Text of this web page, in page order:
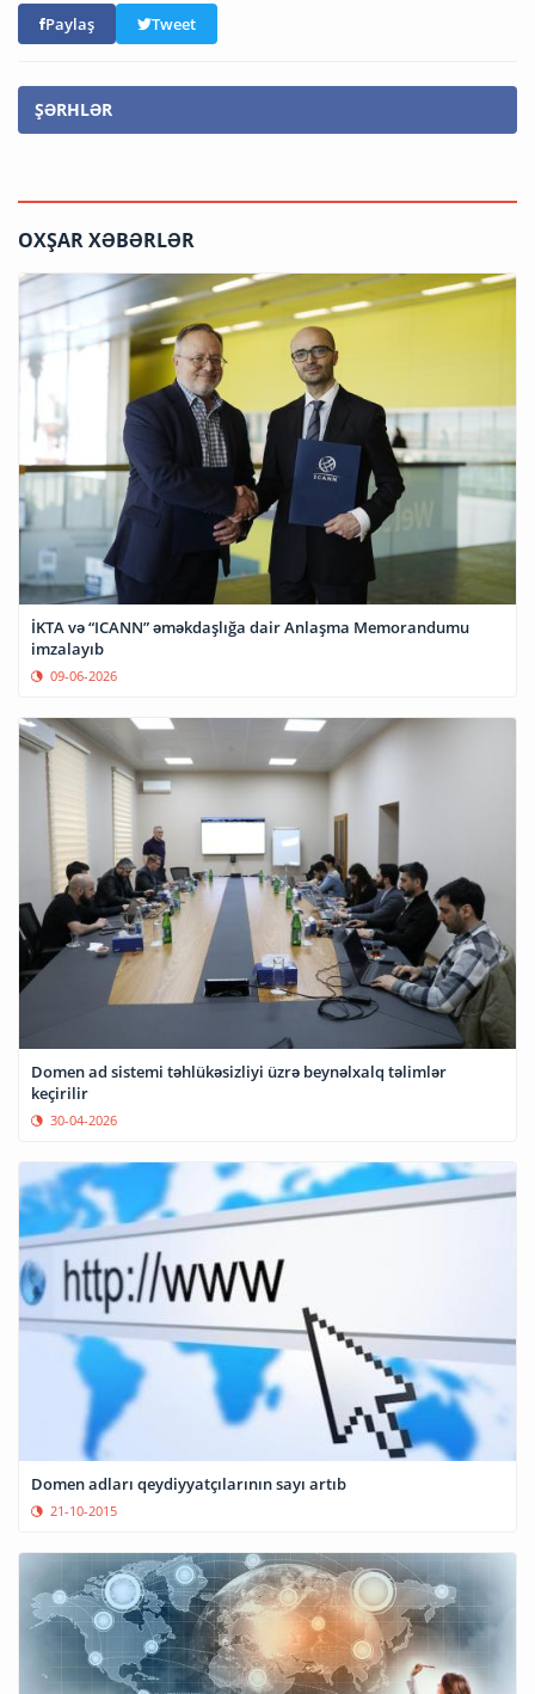
Paylaş Tweet
ŞƏRHLƏR
OXŞAR XƏBƏRLƏR
İKTA və “ICANN” əməkdaşlığa dair Anlaşma Memorandumu
imzalayıb
09-06-2026
Domen ad sistemi təhlükəsizliyi üzrə beynəlxalq təlimlər
keçirilir
30-04-2026
Domen adları qeydiyyatçılarının sayı artıb
21-10-2015